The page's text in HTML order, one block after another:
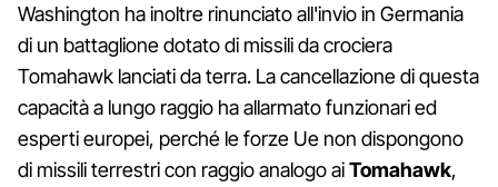
Washington ha inoltre rinunciato all'invio in Germania
di un battaglione dotato di missili da crociera
Tomahawk lanciati da terra. La cancellazione di questa
capacità a lungo raggio ha allarmato funzionari ed
esperti europei, perché le forze Ue non dispongono
di missili terrestri con raggio analogo aiTomahawk,